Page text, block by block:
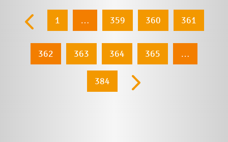
1 … 359 360 361
362 363 364 365 …
384